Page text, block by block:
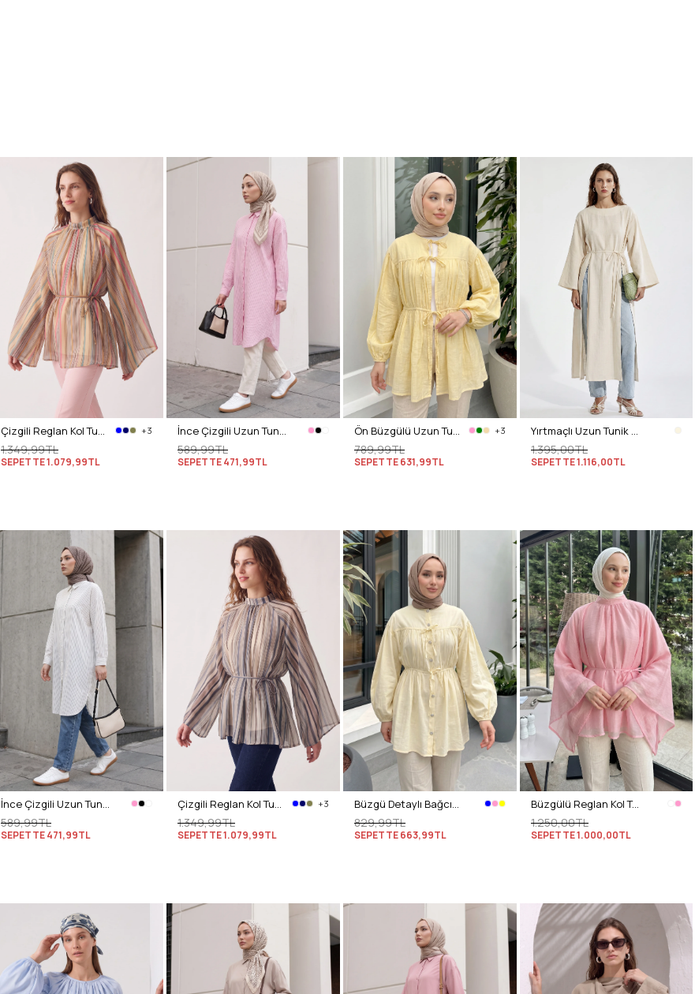
Çizgili Reglan Kol Tunik 260203 - SARI +3
1.349,99TL
SEPETTE1.079,99TL
İnce Çizgili Uzun Tunik 3131 - AÇIK PEMBE
589,99TL
SEPETTE471,99TL
Ön Büzgülü Uzun Tunik 262338 - SARI +3
789,99TL
SEPETTE631,99TL
Yırtmaçlı Uzun Tunik Y0162 - EKRU
1.395,00TL
SEPETTE1.116,00TL
İnce Çizgili Uzun Tunik 3131 - TAŞ BEYAZ
589,99TL
SEPETTE471,99TL
Çizgili Reglan Kol Tunik 260203 - LACİVERT +3
1.349,99TL
SEPETTE1.079,99TL
Büzgü Detaylı Bağcıklı Tunik 2366 - SARI
829,99TL
SEPETTE663,99TL
Büzgülü Reglan Kol Tunik Y0150 - PEMBE
1.250,00TL
SEPETTE1.000,00TL